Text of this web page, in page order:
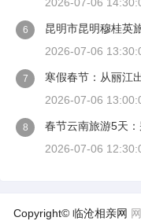
6
昆明市昆明穆桂英
2026-07-06
7
寒假春节：从丽江
2026-07-06
8
春节云南旅游5天
2026-07-06
Copyright© 临沧相亲网